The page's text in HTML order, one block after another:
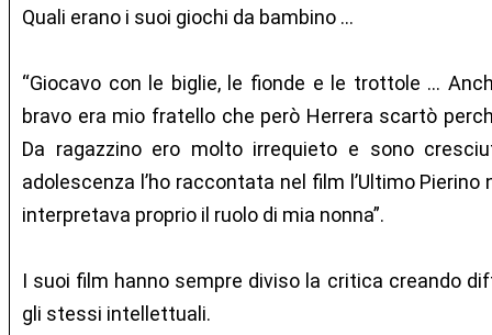
Quali erano i suoi giochi da bambino …
“Giocavo con le biglie, le fionde e le trottole …
bravo era mio fratello che però Herrera scartò
Da ragazzino ero molto irrequieto e sono
adolescenza l’ho raccontata nel film l’Ultimo
interpretava proprio il ruolo di mia nonna”.
I suoi film hanno sempre diviso la critica creando
gli stessi intellettuali.